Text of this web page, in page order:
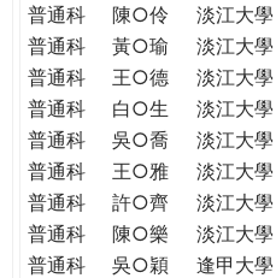
普通科
陳○伶 淡江大學
普通科
黃○瑜 淡江大學
普通科
王○德 淡江大學
普通科
白○生 淡江大學
普通科
吳○喬 淡江大學
普通科
王○雅 淡江大學
普通科
許○齊 淡江大學
普通科
陳○樂 淡江大學
普通科
吳○穎 逢甲大學